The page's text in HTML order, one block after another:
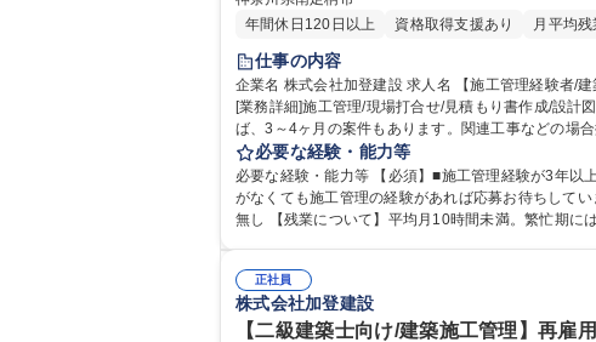
年間休日120日以上
資格取得支援あり 月平均
仕事の内容
企業名 株式会社加登建設 求人名 【施工管理経験者/建築施工管理】土日祝休み/夜勤転勤無し/面接1回 仕事の内容 工場建屋の修繕工事を中心に建築施工管理をお任せします。
[業務詳細]施工管理/現場打合せ/見積もり書作成/設計図面作成/職人の
ば、3～4ヶ月の案件もあります。関連工事などの場
のキャパシティを考えて受けています。 [主な顧客]富士フイルム神
管理】土日祝休み/夜勤転勤無し/面接1回
必要な経験・能力等
必要な経験・能力等 【必須】■施工管理経験が3年以上ある方 ■第一種運転免許普通自動車(ATも可) ※ATの方は面接時に教えてください。 工場など非
がなくても施工管理の経験があれば応募お待ちして
無し 【残業について】平均月10時間未満。繁忙期には月約30時間程度ございます。 学歴・資格 学歴：大学院
正社員
株式会社加登建設
【二級建築士向け/建築施工管理】再雇